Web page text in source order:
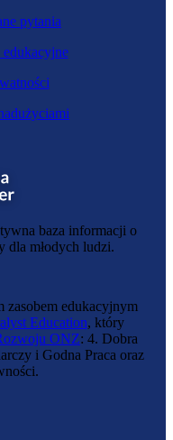
baza informacji o
dla młodych ludzi.
pytania
edukacyjnym
Education, który
ONZ: 4. Dobra
i Godna Praca oraz